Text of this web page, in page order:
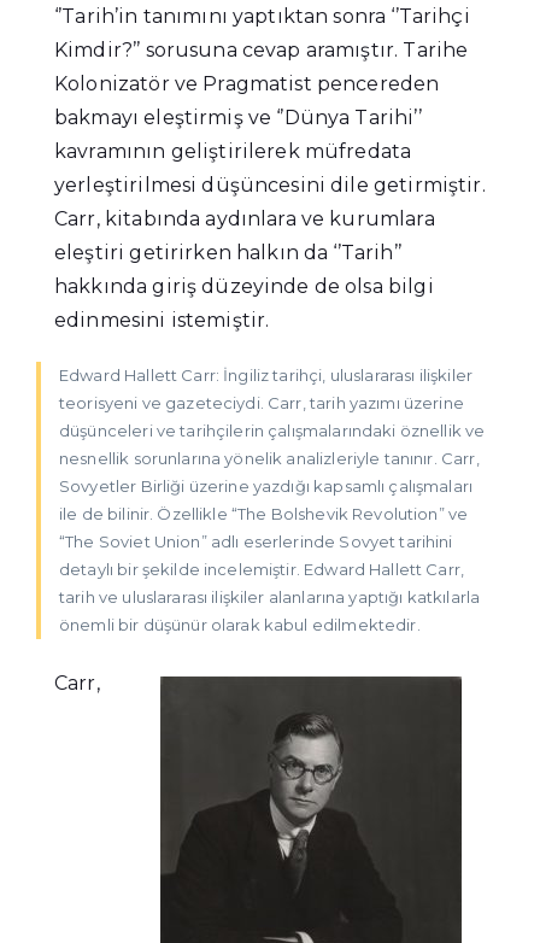
‘’Tarih’in tanımını yaptıktan sonra ‘’Tarihçi
Kimdir?’’ sorusuna cevap aramıştır. Tarihe
Kolonizatör ve Pragmatist pencereden
bakmayı eleştirmiş ve ‘’Dünya Tarihi’’
kavramının geliştirilerek müfredata
yerleştirilmesi düşüncesini dile getirmiştir.
Carr, kitabında aydınlara ve kurumlara
eleştiri getirirken halkın da ‘’Tarih’’
hakkında giriş düzeyinde de olsa bilgi
edinmesini istemiştir.
Edward Hallett Carr: İngiliz tarihçi, uluslararası ilişkiler
teorisyeni ve gazeteciydi. Carr, tarih yazımı üzerine
düşünceleri ve tarihçilerin çalışmalarındaki öznellik ve
nesnellik sorunlarına yönelik analizleriyle tanınır. Carr,
Sovyetler Birliği üzerine yazdığı kapsamlı çalışmaları
ile de bilinir. Özellikle “The Bolshevik Revolution” ve
“The Soviet Union” adlı eserlerinde Sovyet tarihini
detaylı bir şekilde incelemiştir. Edward Hallett Carr,
tarih ve uluslararası ilişkiler alanlarına yaptığı katkılarla
önemli bir düşünür olarak kabul edilmektedir.
Carr,